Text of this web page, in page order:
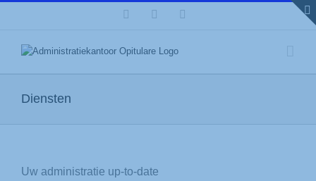
FacebookLinkedIn
Diensten
Uw administratie up-to-date